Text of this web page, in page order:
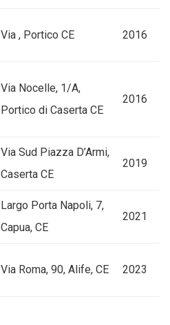
Via , Portico CE 2016
Via Nocelle, 1/A,
Portico di Caserta CE
2016
Via Sud Piazza D’Armi,
Caserta CE
2019
Largo Porta Napoli, 7,
Capua, CE
2021
Via Roma, 90, Alife, CE 2023